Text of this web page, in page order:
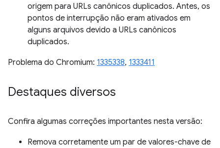
origem para URLs canônicos duplicados. Antes, os
pontos de interrupção não eram ativados em
alguns arquivos devido a URLs canônicos
duplicados.
Problema do Chromium: 1335338, 1333411
Destaques diversos
Confira algumas correções importantes nesta versão:
Remova corretamente um par de valores-chave de